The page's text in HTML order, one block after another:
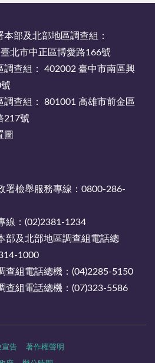
本部及北部地區調查組：
北市中正區博愛路166號
調查組： 402002 臺中市南區興
號
調查組： 801001 高雄市前金區
217號
圖
署檢舉服務專線：0800-286-
線：(02)2381-1234
部及北部地區調查組電話總
1000
查組電話總機：(04)2285-5150
查組電話總機：(07)323-5586
宣告 著作權聲明